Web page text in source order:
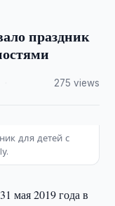
праздник
275 views
для детей с
31 мая 2019 года в